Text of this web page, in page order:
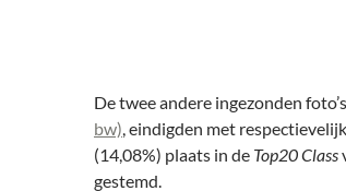
De twee andere ingezonden foto’s,
bw) , eindigden met
(14,08%) plaats in de Top20 Class
gestemd.